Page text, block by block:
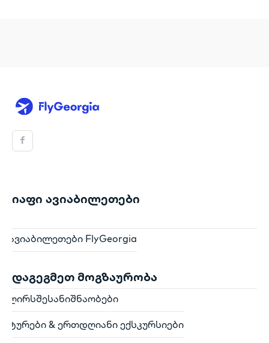
იაფი ავიაბილეთები
ავიაბილეთები FlyGeorgia
დაგეგმეთ მოგზაურობა
ღირსშესანიშნაობები
ტურები & ერთდღიანი ექსკურსიები